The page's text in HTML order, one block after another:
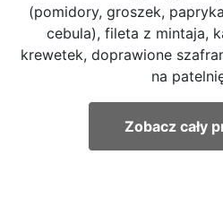
(pomidory, groszek,
cebula), fileta z mintaja,
krewetek, doprawione
na
Zobacz cały